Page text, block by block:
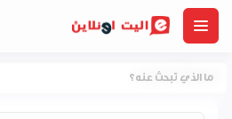
اجهزة لابتوب